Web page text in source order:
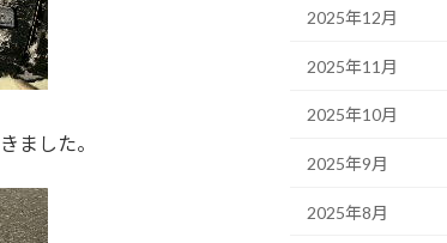
ました。
2025年12月
2025年11月
2025年10月
2025年9月
2025年8月